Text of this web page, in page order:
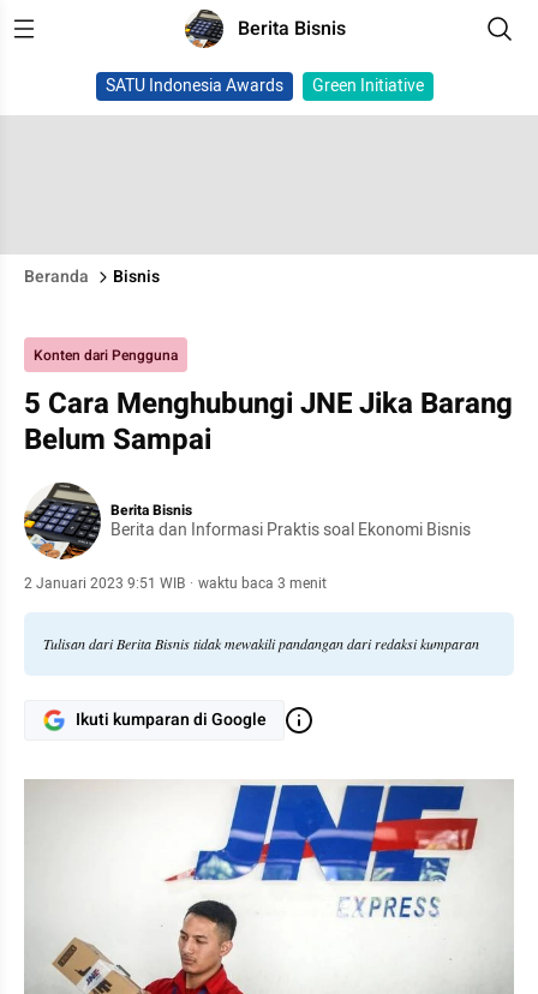
Berita Bisnis
SATU Indonesia Awards Green Initiative
Beranda Bisnis
Konten dari Pengguna
5 Cara Menghubungi JNE Jika Barang
Belum Sampai
Berita Bisnis
Berita dan Informasi Praktis soal Ekonomi Bisnis
2 Januari 2023 9:51 WIB · waktu baca 3 menit
Tulisan dari Berita Bisnis tidak mewakili pandangan dari redaksi kumparan
Ikuti kumparan di Google